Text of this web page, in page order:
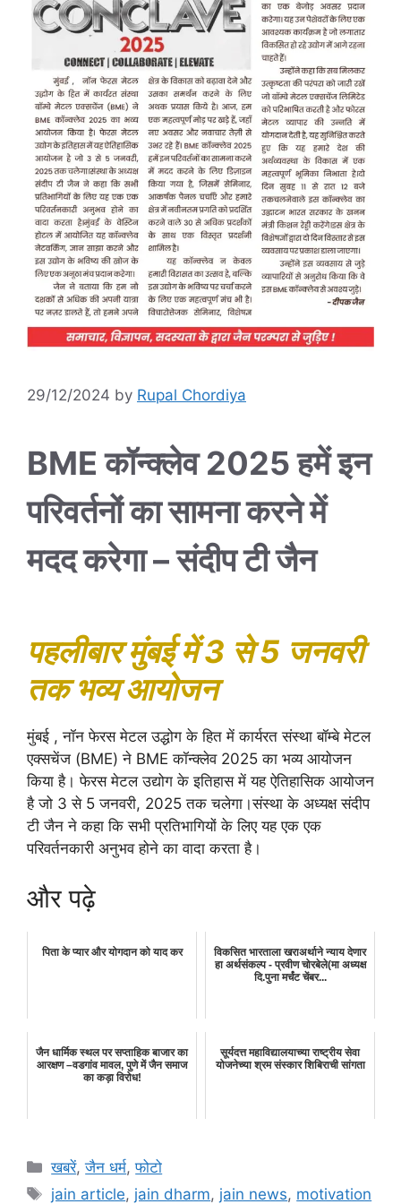
29/12/2024 by Rupal Chordiya
BME कॉन्क्लेव 2025 हमें इन
परिवर्तनों का सामना करने में
मदद करेगा – संदीप टी जैन
पहलीबार मुंबई में 3 से 5 जनवरी
तक भव्य आयोजन
मुंबई , नॉन फेरस मेटल उद्धोग के हित में कार्यरत संस्था बॉम्बे मेटल
एक्सचेंज (BME) ने BME कॉन्क्लेव 2025 का भव्य आयोजन
किया है। फेरस मेटल उद्योग के इतिहास में यह ऐतिहासिक आयोजन
है जो 3 से 5 जनवरी, 2025 तक चलेगा।संस्था के अध्यक्ष संदीप
टी जैन ने कहा कि सभी प्रतिभागियों के लिए यह एक एक
परिवर्तनकारी अनुभव होने का वादा करता है।
और पढ़े
पिता के प्यार और योगदान को याद कर
विकसित भारताला खराअर्थाने न्याय देणार
हा अर्थसंकल्प - प्रवीण चोरबेले(मा अध्यक्ष
दि.पुना मर्चंट चेंबर...
जैन धार्मिक स्थल पर सप्ताहिक बाजार का
आरक्षण –वडगांव मावल, पुणे में जैन समाज
का कड़ा विरोध!
सूर्यदत्त महाविद्यालयाच्या राष्ट्रीय सेवा
योजनेच्या श्रम संस्कार शिबिराची सांगता
Categories
खबरें,जैन धर्म,फोटो
Tags
jain article, jain dharm, jain news, motivation